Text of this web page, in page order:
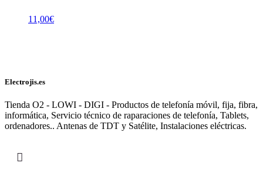
11,00€
Electrojis.es
Tienda O2 - LOWI - DIGI - Productos de telefonía móvil, fija, fibra,
informática, Servicio técnico de raparaciones de telefonía, Tablets,
ordenadores.. Antenas de TDT y Satélite, Instalaciones eléctricas.